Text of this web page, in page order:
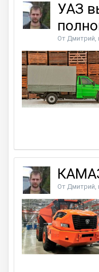
УАЗ
От Дмитрий,
От Дмитрий,